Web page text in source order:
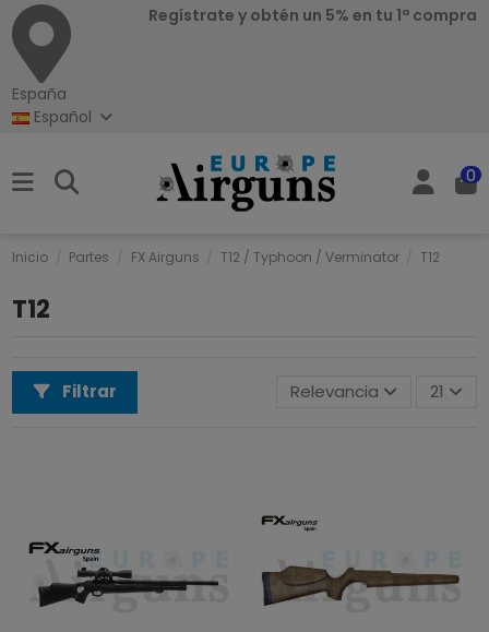
España
Regístrate y obtén un 5% en tu 1ª compra
Español
0
Inicio Partes FX Airguns T12 / Typhoon / Verminator T12
T12
Filtrar Relevancia 21